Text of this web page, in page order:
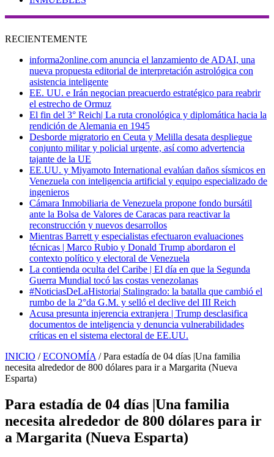
RECIENTEMENTE
informa2online.com anuncia el lanzamiento de ADAI, una
nueva propuesta editorial de interpretación astrológica con
asistencia inteligente
EE. UU. e Irán negocian preacuerdo estratégico para reabrir
el estrecho de Ormuz
El fin del 3° Reich| La ruta cronológica y diplomática hacia la
rendición de Alemania en 1945
Desborde migratorio en Ceuta y Melilla desata despliegue
conjunto militar y policial urgente, así como advertencia
tajante de la UE
EE.UU. y Miyamoto International evalúan daños sísmicos en
Venezuela con inteligencia artificial y equipo especializado de
ingenieros
Cámara Inmobiliaria de Venezuela propone fondo bursátil
ante la Bolsa de Valores de Caracas para reactivar la
reconstrucción y nuevos desarrollos
Mientras Barrett y especialistas efectuaron evaluaciones
técnicas | Marco Rubio y Donald Trump abordaron el
contexto político y electoral de Venezuela
La contienda oculta del Caribe | El día en que la Segunda
Guerra Mundial tocó las costas venezolanas
#NoticiasDeLaHistoria| Stalingrado: la batalla que cambió el
rumbo de la 2°da G.M. y selló el declive del III Reich
Acusa presunta injerencia extranjera | Trump desclasifica
documentos de inteligencia y denuncia vulnerabilidades
críticas en el sistema electoral de EE.UU.
INICIO / ECONOMÍA / Para estadía de 04 días |Una familia
necesita alrededor de 800 dólares para ir a Margarita (Nueva
Esparta)
Para estadía de 04 días |Una familia
necesita alrededor de 800 dólares para ir
a Margarita (Nueva Esparta)